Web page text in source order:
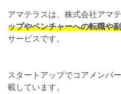
アマテラスは、株式会社アマ
ップやベンチャーへの転職や
サービスです。
スタートアップでコアメンバ
載しています。